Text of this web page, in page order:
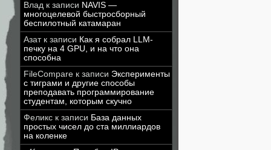
Влад к записи NAVIS —
многоцелевой быстросборный
беспилотный катамаран
Азатк записи Как я собрал LLM-
печку на 4 GPU, и на что она
способна
FileCompare к записи Эксперименты
с тиграми и другие способы
преподавать программирование
студентам, которым скучно
Феликс к записи База данных
простых чисел до ста миллиардов
на коленке